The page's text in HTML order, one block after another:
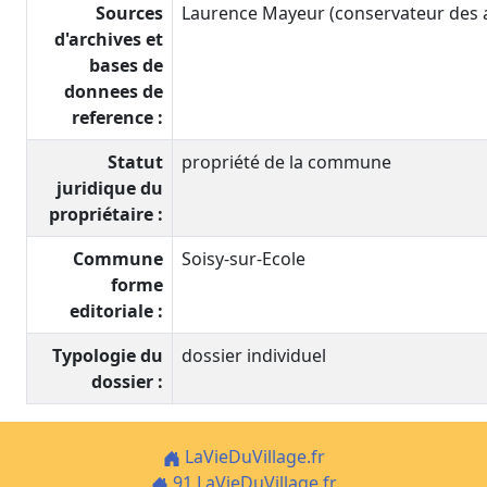
Sources
d'archives et
bases de
donnees de
reference :
Laurence Mayeur (conservateur
Statut
juridique du
propriétaire :
propriété de la commune
Commune
forme
editoriale :
Soisy-sur-Ecole
Typologie du
dossier :
dossier individuel
LaVieDuVillage.fr